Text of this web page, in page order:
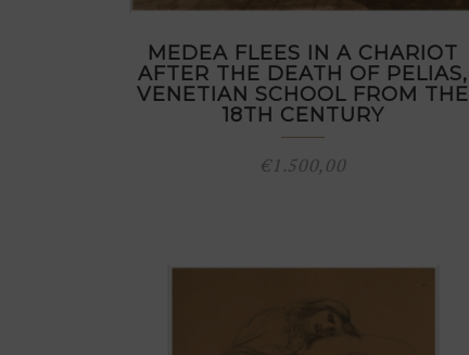
MEDEA FLEES IN A CHARIOT
AFTER THE DEATH OF PELIAS,
VENETIAN SCHOOL FROM THE
18TH CENTURY
€1.500,00